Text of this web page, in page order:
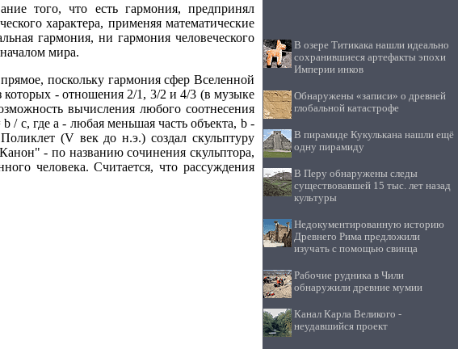
того, что есть гармония, предпринял
характера, применяя математические
гармония, ни гармония человеческого
мира.
поскольку гармония сфер Вселенной
- отношения 2/1, 3/2 и 4/3 (в музыке
вычисления любого соотнесения
/ с, где а - любая меньшая часть объекта, b -
(V век до н.э.) создал скульптуру
- по названию сочинения скульптора,
человека. Считается, что рассуждения
В озере Титикака нашли идеально
сохранившиеся артефакты эпохи
Империи инков
Обнаружены «записи» о древней
глобальной катастрофе
В пирамиде Кукулькана нашли ещё
одну пирамиду
В Перу обнаружены следы
существовавшей 15 тыс. лет назад
культуры
Недокументированную историю
Древнего Рима предложили
изучать с помощью свинца
Рабочие рудника в Чили
обнаружили древние мумии
Канал Карла Великого -
неудавшийся проект